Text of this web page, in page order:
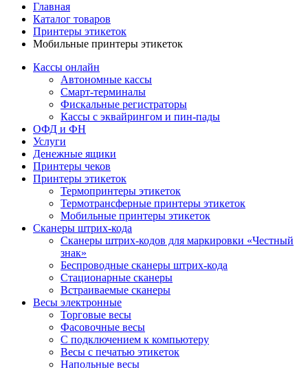
Главная
Каталог товаров
Принтеры этикеток
Мобильные принтеры этикеток
Кассы онлайн
Автономные кассы
Смарт-терминалы
Фискальные регистраторы
Кассы с эквайрингом и пин-пады
ОФД и ФН
Услуги
Денежные ящики
Принтеры чеков
Принтеры этикеток
Термопринтеры этикеток
Термотрансферные принтеры этикеток
Мобильные принтеры этикеток
Сканеры штрих-кода
Сканеры штрих-кодов для маркировки «Честный
знак»
Беспроводные сканеры штрих-кода
Стационарные сканеры
Встраиваемые сканеры
Весы электронные
Торговые весы
Фасовочные весы
С подключением к компьютеру
Весы с печатью этикеток
Напольные весы